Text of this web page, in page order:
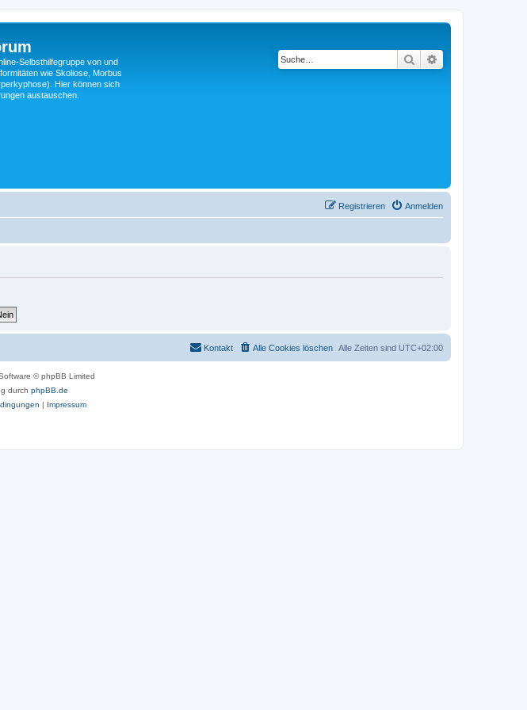
Selbsthilfegruppe von und
wie Skoliose, Morbus
Hier können sich
austauschen.
Suche
Anmelden
Registrieren
Alle Zeiten sind UTC+02:00
Alle Cookies löschen
Kontakt
© phpBB Limited
durch phpBB.de
| Impressum